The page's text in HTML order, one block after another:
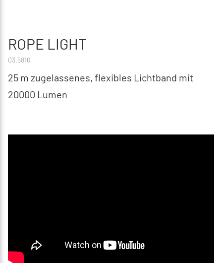
ROPE LIGHT
03.5816
25 m zugelassenes, flexibles Lichtband mit
20000 Lumen